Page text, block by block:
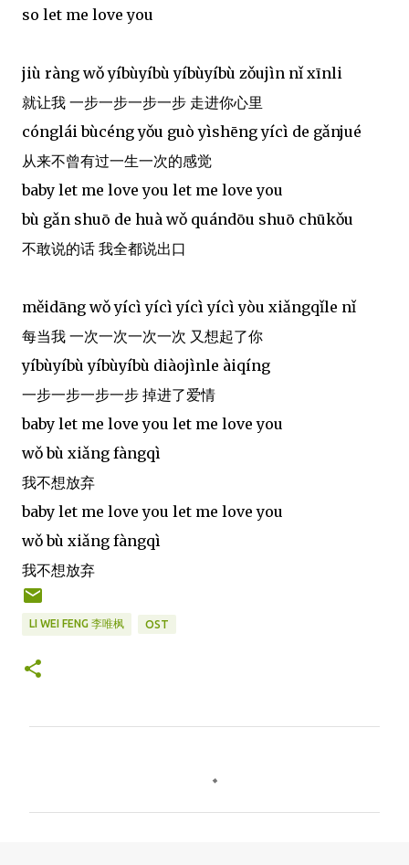
so let me love you
jiù ràng wǒ yíbùyíbù yíbùyíbù zǒujìn nǐ xīnli
就让我 一步一步一步一步 走进你心里
cónglái bùcéng yǒu guò yìshēng yícì de gǎnjué
从来不曾有过一生一次的感觉
baby let me love you let me love you
bù gǎn shuō de huà wǒ quándōu shuō chūkǒu
不敢说的话 我全都说出口
měidāng wǒ yícì yícì yícì yícì yòu xiǎngqǐle nǐ
每当我 一次一次一次一次 又想起了你
yíbùyíbù yíbùyíbù diàojìnle àiqíng
一步一步一步一步 掉进了爱情
baby let me love you let me love you
wǒ bù xiǎng fàngqì
我不想放弃
baby let me love you let me love you
wǒ bù xiǎng fàngqì
我不想放弃
LI WEI FENG 李唯枫 OST